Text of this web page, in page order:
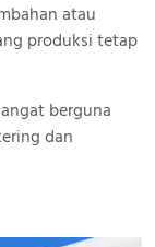
atau
produksi tetap
berguna
dan